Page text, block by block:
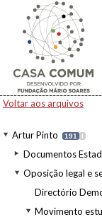
Voltar aos arquivos
Artur Pinto 191 I
Documentos
Oposição legal e
Directório
Movimento